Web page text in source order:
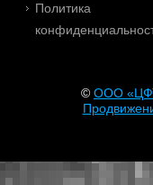
Политика
© OOO